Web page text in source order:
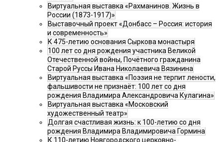
Виртуальная выставка «Рахманинов. Жизнь в
России (1873-1917)»
Выставочный проект «Донбасс – Россия: история
и современность»
К 475-летию основания Сыркова монастыря
100 лет со дня рождения участника Великой
Отечественной войны, Почётного гражданина
Старой Руссы Ивана Николаевича Вязинина
Виртуальная выставка «Поэзия не терпит лености,
фальшивости не признаёт: 100 лет со дня
рождения Владимира Александровича Кулагина»
Виртуальная выставка «Московский
художественный театр»
Долгая счастливая жизнь: к 100-летию со дня
рождения Владимира Владимировича Гормина
К 110-летию Новгородского церковно-